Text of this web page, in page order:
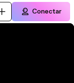
Conectar